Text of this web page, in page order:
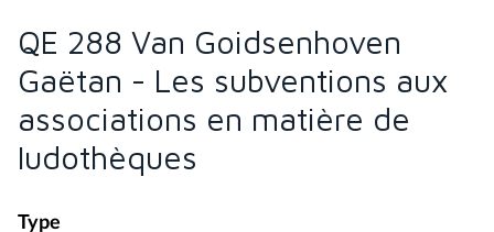
QE 288 Van Goidsenhoven
Gaëtan - Les subventions aux
associations en matière de
ludothèques
Type